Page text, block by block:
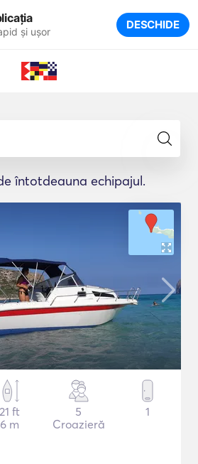
și ușor DESCHIDE
întotdeauna echipajul.
21 ft
6 m
5
Croazieră
1